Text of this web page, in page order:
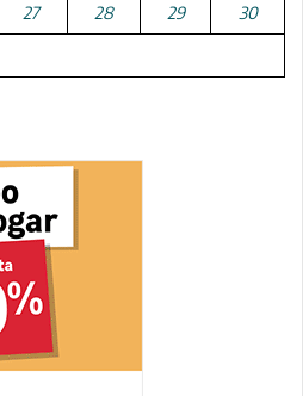
27 28 29 30